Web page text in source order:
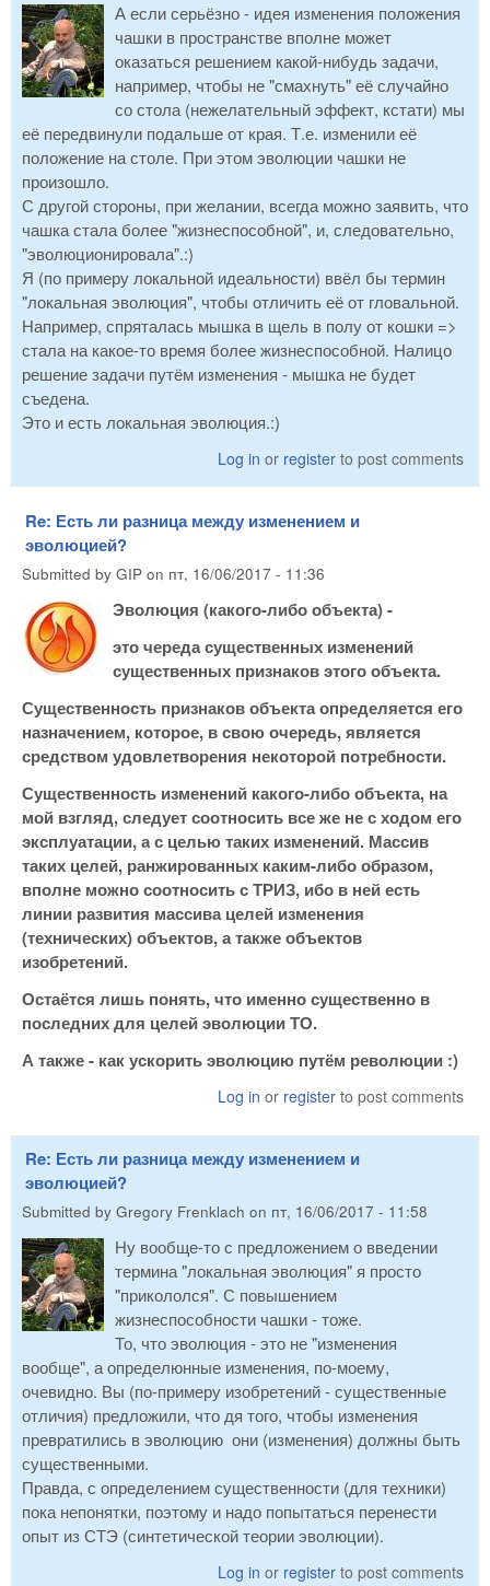
А если серьёзно - идея изменения положения
чашки в пространстве вполне может
оказаться решением какой-нибудь задачи,
например, чтобы не "смахнуть" её случайно
со стола (нежелательный эффект, кстати) мы
её передвинули подальше от края. Т.е. изменили её
положение на столе. При этом эволюции чашки не
произошло.
С другой стороны, при желании, всегда можно заявить, что
чашка стала более "жизнеспособной", и, следовательно,
"эволюционировала".:)
Я (по примеру локальной идеальности) ввёл бы термин
"локальная эволюция", чтобы отличить её от гловальной.
Например, спряталась мышка в щель в полу от кошки =>
стала на какое-то время более жизнеспособной. Налицо
решение задачи путём изменения - мышка не будет
съедена.
Это и есть локальная эволюция.:)
Log in or register to post comments
Re: Есть ли разница между изменением и
эволюцией?
Submitted by GIP on пт, 16/06/2017 - 11:36
Эволюция (какого-либо объекта) -
это череда существенных изменений
существенных признаков этого объекта.
Существенность признаков объекта определяется его
назначением, которое, в свою очередь, является
средством удовлетворения некоторой потребности.
Существенность изменений какого-либо объекта, на
мой взгляд, следует соотносить все же не с ходом его
эксплуатации, а с целью таких изменений. Массив
таких целей, ранжированных каким-либо образом,
вполне можно соотносить с ТРИЗ, ибо в ней есть
линии развития массива целей изменения
(технических) объектов, а также объектов
изобретений.
Остаётся лишь понять, что именно существенно в
последних для целей эволюции ТО.
А также - как ускорить эволюцию путём революции :)
Log in or register to post comments
Re: Есть ли разница между изменением и
эволюцией?
Submitted by Gregory Frenklach on пт, 16/06/2017 - 11:58
Ну вообще-то с предложением о введении
термина "локальная эволюция" я просто
"прикололся". С повышением
жизнеспособности чашки - тоже.
То, что эволюция - это не "изменения
вообще", а определюнные изменения, по-моему,
очевидно. Вы (по-примеру изобретений - существенные
отличия) предложили, что дя того, чтобы изменения
превратились в эволюцию они (изменения) должны быть
существенными.
Правда, с определением существенности (для техники)
пока непонятки, поэтому и надо попытаться перенести
опыт из СТЭ (синтетической теории эволюции).
Log in or register to post comments